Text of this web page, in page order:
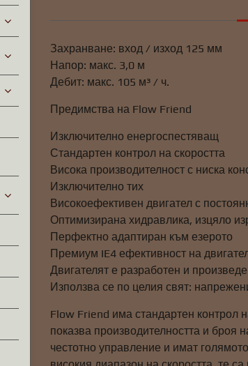
Захранване: вход / изход 125 мм
Напор: макс. 3,0 м
Дебит: макс. 105 м³ / ч.
Предимства на Flow Friend
Изключително енергоспестяващ
Стандартен контрол на скоростта
Висока производителност с ниска
Изключително тих
Високоефективен двигател с
Оптимизирана хидравлика, изцяло
Перфектно адаптиран към езерото
Премиум IE4 ефективност на
Двигателят е разработен и
Използва се по целия свят:
Flow Friend има стандартен контрол
показва производителността и броя
честотно управление и имат